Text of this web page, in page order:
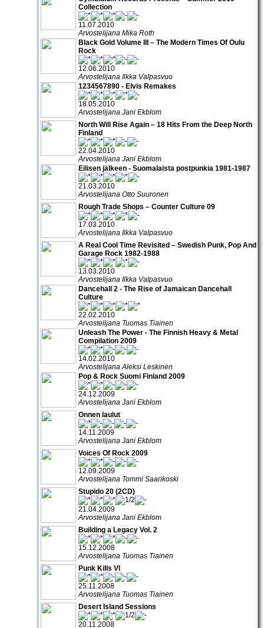
Collection
11.07.2010
Arvostelijana Mika Roth
Black Gold Volume III – The Modern Times Of Oulu
Rock
12.06.2010
Arvostelijana Ilkka Valpasvuo
1234567890 - Elvis Remakes
18.05.2010
Arvostelijana Jani Ekblom
North Will Rise Again ‒ 18 Hits From the Deep North
Finland
22.04.2010
Arvostelijana Jani Ekblom
Eilisen jälkeen - Suomalaista postpunkia 1981-1987
21.03.2010
Arvostelijana Otto Suuronen
Rough Trade Shops – Counter Culture 09
17.03.2010
Arvostelijana Ilkka Valpasvuo
A Real Cool Time Revisited – Swedish Punk, Pop And
Garage Rock 1982-1988
13.03.2010
Arvostelijana Ilkka Valpasvuo
Dancehall 2 - The Rise of Jamaican Dancehall
Culture
22.02.2010
Arvostelijana Tuomas Tiainen
Unleash The Power - The Finnish Heavy & Metal
Compilation 2009
14.02.2010
Arvostelijana Aleksi Leskinen
Pop & Rock Suomi Finland 2009
24.12.2009
Arvostelijana Jani Ekblom
Onnen laulut
14.11.2009
Arvostelijana Jani Ekblom
Voices Of Rock 2009
12.09.2009
Arvostelijana Tommi Saarikoski
Stupido 20 (2CD)
21.04.2009
Arvostelijana Jani Ekblom
Building a Legacy Vol. 2
15.12.2008
Arvostelijana Tuomas Tiainen
Punk Kills VI
25.11.2008
Arvostelijana Tuomas Tiainen
Desert Island Sessions
20.11.2008